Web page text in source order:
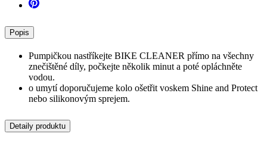
Popis
Pumpičkou nastříkejte BIKE CLEANER přímo na všechny
znečištěné díly, počkejte několik minut a poté opláchněte
vodou.
o umytí doporučujeme kolo ošetřit voskem Shine and Protect
nebo silikonovým sprejem.
Detaily produktu